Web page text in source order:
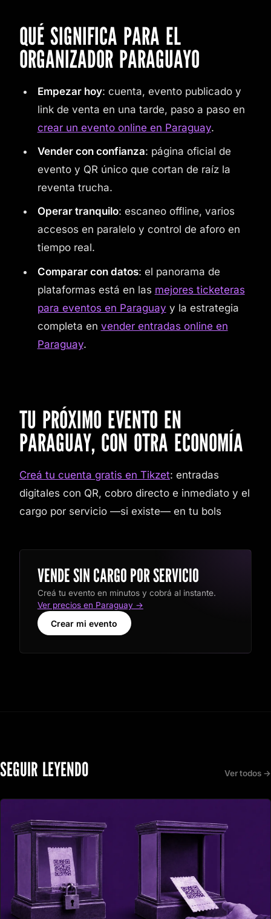
QUÉ SIGNIFICA PARA EL
ORGANIZADOR PARAGUAYO
Empezar hoy: cuenta, evento publicado y
link de venta en una tarde, paso a paso en
crear un evento online en Paraguay.
Vender con confianza: página oficial de
evento y QR único que cortan de raíz la
reventa trucha.
Operar tranquilo: escaneo offline, varios
accesos en paralelo y control de aforo en
tiempo real.
Comparar con datos: el panorama de
plataformas está en las mejores ticketeras
para eventos en Paraguay y la estrategia
completa en vender entradas online en
Paraguay.
TU PRÓXIMO EVENTO EN
PARAGUAY, CON OTRA ECONOMÍA
Creá tu cuenta gratis en Tikzet: entradas
digitales con QR, cobro directo e inmediato y el
cargo por servicio —si existe— en tu bols
VENDE SIN CARGO POR SERVICIO
Creá tu evento en minutos y cobrá al instante.
Ver precios en Paraguay →
Crear mi evento
SEGUIR LEYENDO Ver todos →